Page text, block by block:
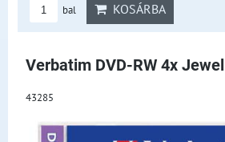
bal KOSÁRBA
Verbatim DVD-RW 4x
43285